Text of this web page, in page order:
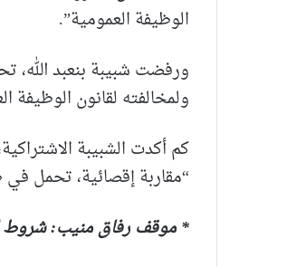
الوظيفة العمومية”.
ولمخالفته لقانون الوظيفة
كم أكدت الشبيبة
“مقاربة إقصائية، تحمل في
* موقف رفاق منيب: شروط